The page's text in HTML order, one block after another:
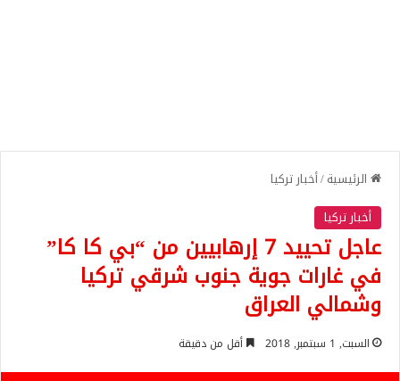
الرئيسية/أخبار تركيا
أخبار تركيا
عاجل تحييد 7 إرهابيين من “بي كا كا”
في غارات جوية جنوب شرقي تركيا
وشمالي العراق
السبت, 1 سبتمبر, 2018 أقل من دقيقة